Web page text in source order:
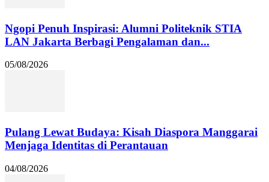
Ngopi Penuh Inspirasi: Alumni Politeknik STIA
LAN Jakarta Berbagi Pengalaman dan...
05/08/2026
Pulang Lewat Budaya: Kisah Diaspora Manggarai
Menjaga Identitas di Perantauan
04/08/2026